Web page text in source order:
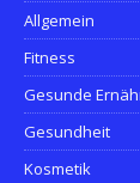
Allgemein
Fitness
Gesunde
Gesundheit
Kosmetik